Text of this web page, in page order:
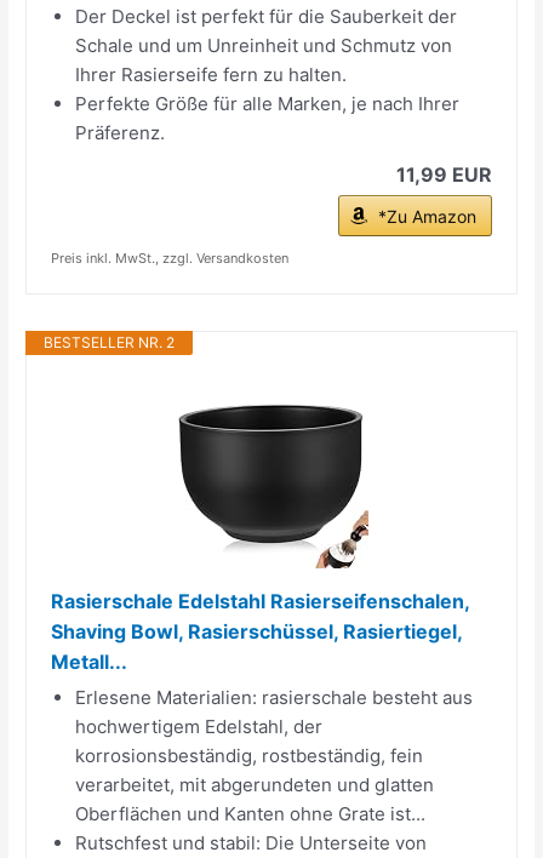
Der Deckel ist perfekt für die Sauberkeit der
Schale und um Unreinheit und Schmutz von
Ihrer Rasierseife fern zu halten.
Perfekte Größe für alle Marken, je nach Ihrer
Präferenz.
11,99 EUR
*Zu Amazon
Preis inkl. MwSt., zzgl. Versandkosten
BESTSELLER NR. 2
Rasierschale Edelstahl Rasierseifenschalen,
Shaving Bowl, Rasierschüssel, Rasiertiegel,
Metall...
Erlesene Materialien: rasierschale besteht aus
hochwertigem Edelstahl, der
korrosionsbeständig, rostbeständig, fein
verarbeitet, mit abgerundeten und glatten
Oberflächen und Kanten ohne Grate ist...
Rutschfest und stabil: Die Unterseite von